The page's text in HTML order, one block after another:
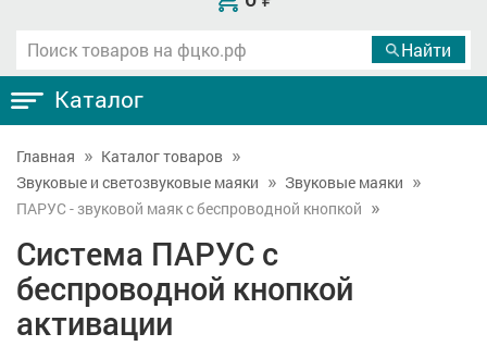
Каталог
Главная
Каталог товаров
Звуковые и светозвуковые маяки
Звуковые маяки
ПАРУС - звуковой маяк с беспроводной кнопкой
Система ПАРУС с
беспроводной кнопкой
активации